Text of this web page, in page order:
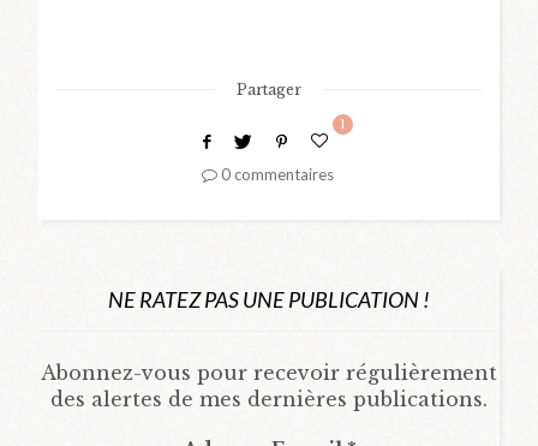
Partager
1
0 commentaires
NE RATEZ PAS UNE PUBLICATION !
Abonnez-vous pour recevoir régulièrement
des alertes de mes dernières publications.